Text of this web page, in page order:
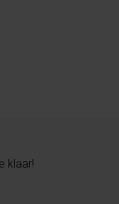
klaar!